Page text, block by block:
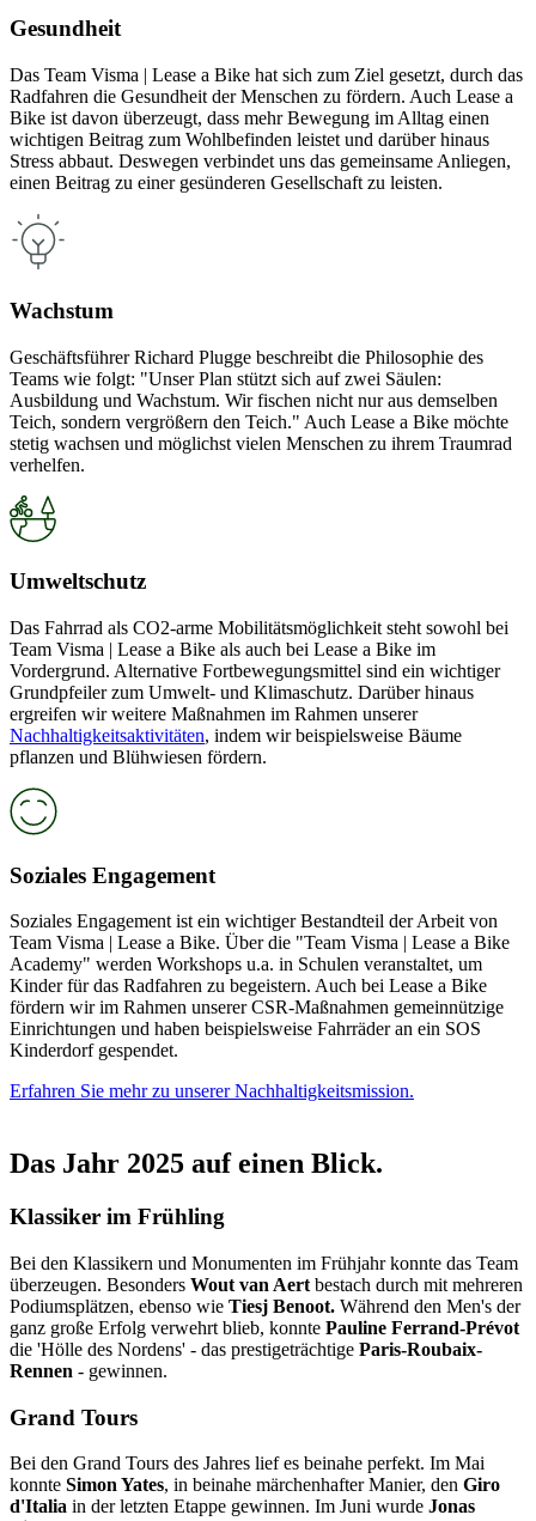
Gesundheit
Das Team Visma | Lease a Bike hat sich zum Ziel gesetzt, durch das
Radfahren die Gesundheit der Menschen zu fördern. Auch Lease a
Bike ist davon überzeugt, dass mehr Bewegung im Alltag einen
wichtigen Beitrag zum Wohlbefinden leistet und darüber hinaus
Stress abbaut. Deswegen verbindet uns das gemeinsame Anliegen,
einen Beitrag zu einer gesünderen Gesellschaft zu leisten.
Wachstum
Geschäftsführer Richard Plugge beschreibt die Philosophie des
Teams wie folgt: "Unser Plan stützt sich auf zwei Säulen:
Ausbildung und Wachstum. Wir fischen nicht nur aus demselben
Teich, sondern vergrößern den Teich." Auch Lease a Bike möchte
stetig wachsen und möglichst vielen Menschen zu ihrem Traumrad
verhelfen.
Umweltschutz
Das Fahrrad als CO2-arme Mobilitätsmöglichkeit steht sowohl bei
Team Visma | Lease a Bike als auch bei Lease a Bike im
Vordergrund. Alternative Fortbewegungsmittel sind ein wichtiger
Grundpfeiler zum Umwelt- und Klimaschutz. Darüber hinaus
ergreifen wir weitere Maßnahmen im Rahmen unserer
Nachhaltigkeitsaktivitäten, indem wir beispielsweise Bäume
pflanzen und Blühwiesen fördern.
Soziales Engagement
Soziales Engagement ist ein wichtiger Bestandteil der Arbeit von
Team Visma | Lease a Bike. Über die "Team Visma | Lease a Bike
Academy" werden Workshops u.a. in Schulen veranstaltet, um
Kinder für das Radfahren zu begeistern. Auch bei Lease a Bike
fördern wir im Rahmen unserer CSR-Maßnahmen gemeinnützige
Einrichtungen und haben beispielsweise Fahrräder an ein SOS
Kinderdorf gespendet.
Erfahren Sie mehr zu unserer Nachhaltigkeitsmission.
Das Jahr 2025 auf einen Blick.
Klassiker im Frühling
Bei den Klassikern und Monumenten im Frühjahr konnte das Team
überzeugen. Besonders Wout van Aert bestach durch mit mehreren
Podiumsplätzen, ebenso wie Tiesj Benoot. Während den Men's der
ganz große Erfolg verwehrt blieb, konnte Pauline Ferrand-Prévot
die 'Hölle des Nordens' - das prestigeträchtige Paris-Roubaix-
Rennen - gewinnen.
Grand Tours
Bei den Grand Tours des Jahres lief es beinahe perfekt. Im Mai
konnte Simon Yates, in beinahe märchenhafter Manier, den Giro
d'Italia in der letzten Etappe gewinnen. Im Juni wurde Jonas